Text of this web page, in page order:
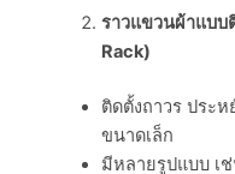
ราวแขวนผ้าแบบ
Rack)
ติดตั้งถาวร ประ
ขนาดเล็ก
มีหลายรูปแบบ เ